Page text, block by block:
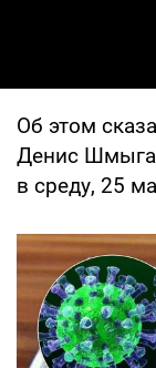
Об этом
Денис
в среду, 25